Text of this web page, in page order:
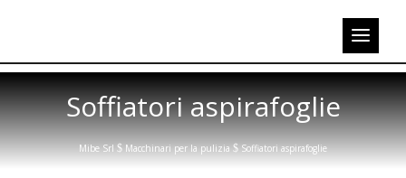
Soffiatori aspirafoglie
Mibe Srl $ Macchinari per la pulizia $ Soffiatori aspirafoglie